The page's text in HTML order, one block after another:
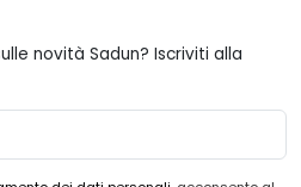
novità Sadun? Iscriviti alla